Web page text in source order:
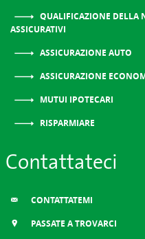
QUALIFICAZIONE DELLA
ASSICURATIVI
ASSICURAZIONE AUTO
ASSICURAZIONE
MUTUI IPOTECARI
RISPARMIARE
Contattateci
CONTATTATEMI
PASSATE A TROVARCI